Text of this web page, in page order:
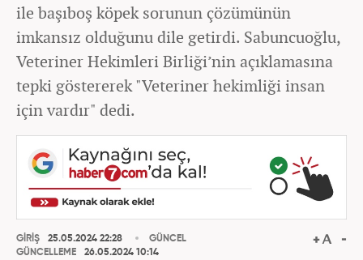
ile başıboş köpek sorunun çözümünün
imkansız olduğunu dile getirdi. Sabuncuoğlu,
Veteriner Hekimleri Birliği’nin açıklamasına
tepki göstererek "Veteriner hekimliği insan
için vardır" dedi.
GİRİŞ
25.05.2024 22:28
GÜNCELLEME
26.05.2024 10:14
GÜNCEL